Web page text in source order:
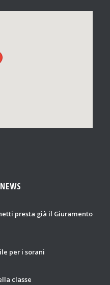
presta già il Giuramento
per i sorani
classe